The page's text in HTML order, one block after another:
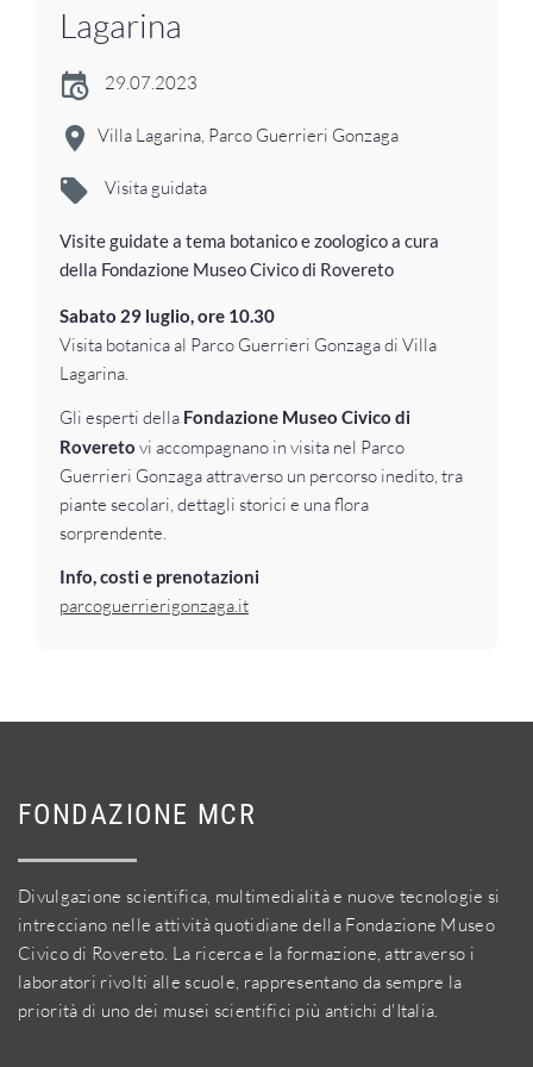
Lagarina
29.07.2023
Villa Lagarina, Parco Guerrieri Gonzaga
Visita guidata
Visite guidate a tema botanico e zoologico a cura
della Fondazione Museo Civico di Rovereto
Sabato 29 luglio, ore 10.30
Visita botanica al Parco Guerrieri Gonzaga di Villa
Lagarina.
Gli esperti della Fondazione Museo Civico di
Rovereto vi accompagnano in visita nel Parco
Guerrieri Gonzaga attraverso un percorso inedito, tra
piante secolari, dettagli storici e una flora
sorprendente.
Info, costi e prenotazioni
parcoguerrierigonzaga.it
FONDAZIONE MCR
Divulgazione scientifica, multimedialità e nuove tecnologie si
intrecciano nelle attività quotidiane della Fondazione Museo
Civico di Rovereto. La ricerca e la formazione, attraverso i
laboratori rivolti alle scuole, rappresentano da sempre la
priorità di uno dei musei scientifici più antichi d'Italia.